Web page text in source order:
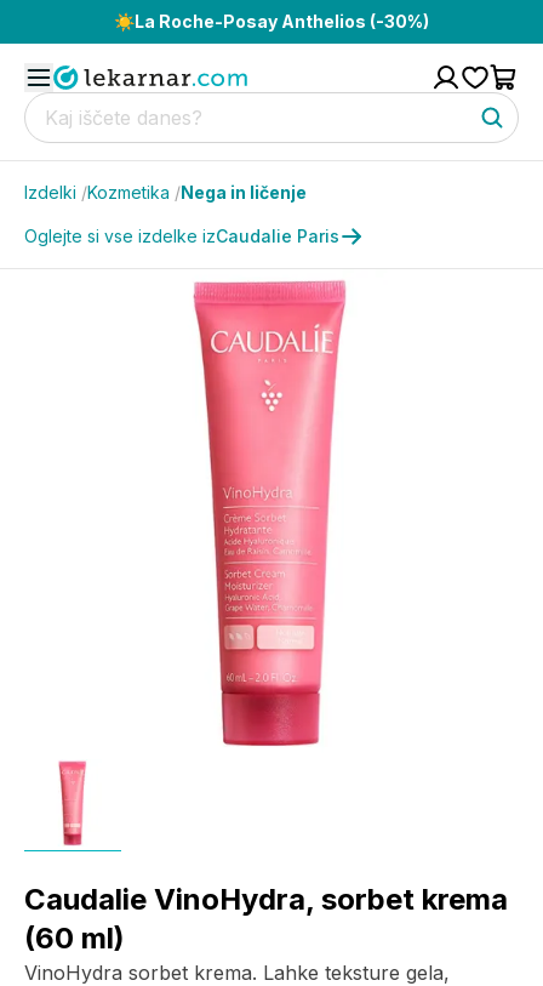
☀️La Roche-Posay Anthelios (-30%)
Izdelki /Kozmetika /Nega in ličenje
Oglejte si vse izdelke izCaudalie Paris
Caudalie VinoHydra, sorbet krema
(60 ml)
VinoHydra sorbet krema. Lahke teksture gela,